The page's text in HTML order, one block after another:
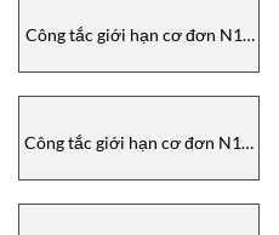
Công tắc giới hạn cơ đơn N11
limit switches N11 Euchner
Công tắc giới hạn cơ đơn N1A
limit switches N1A Euchner